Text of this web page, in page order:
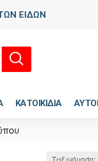
ΕΙΔΩΝ
ΚΑΤΟΙΚΙΔΙΑ
Ταξινόμηση: